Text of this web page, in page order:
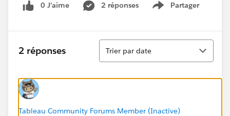
0 J’aime 2 réponses Partager
Show menu
2 réponses
Tri
Trier par date
Tableau Community Forums Member (Inactive)